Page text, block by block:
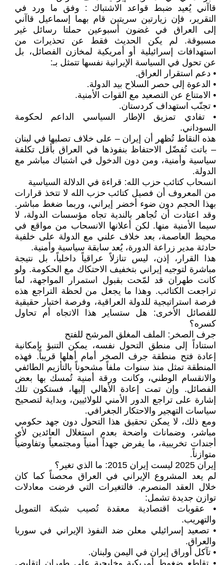
قاآني يُعيد ضبط قواعد الاشتباك : وفق ما ورد في
التقرير، فإن زيارتين سريتين قام بهما إسماعيل قاآني
إلى العراق في غضون أسبوعين حملتا رسائل غير
مسبوقة. لم يكن الحديث فقط عن تحذيرات من
استهدافات إسرائيلية أو أمريكية لمخازن الفصائل، بل
عن تحول في السياسة الإيرانية نفسها تتمثل بـ:
• دعم استقرار العراق.
• الدعوة إلى حصر السلاح بيد الدولة.
• الامتناع عن التصعيد مع القوات الأمنية.
• تجنّب استهداف كردستان.
• تفادي تمزيق الإطار السياسي الداعم لحكومة
السوداني.
هذه النقاط تُظهر أن إيران – على خلاف تصلبها في لبنان
– باتت تُفضّل الاحتفاظ بنفوذها في العراق بأقل تكلفة
سياسية وأمنية، ومن دون الدخول في اشتباك مباشر مع
الدولة.
انسحاب كتائب حزب الله: قراءة في الدلالة السياسية
من المعروف أن فصيل كتائب حزب الله لا تتخذ قرارات
بهذا الحجم دون ضوء أخضر إيراني، وربما ضغط مباشر.
وقد اعتادت أن تُجاهر بالندية تجاه مؤسسات الدولة، لا
سيما الأمنية منها. لكن أعلانها الانسحاب من مواقع في
محيط العاصمة، بعد خلاف علني مع الدولة على خلفية
حادثة مدير زراعة الدورة، يُعد سابقة سياسية وأمنية.
هذا القرار، إذن، ليس تنازلاً عراقياً داخلياً، بل نتيجة
مباشرة لتوجيه إيراني بتخفيف الاحتكاك مع الحكومة. ولو
كانت طهران قد لمّحت بقبول استمرار المواجهة، لما
تراجعت الكتائب. وهذا ما يجعل من لحظة التراجع هذه
فرصة استراتيجية للدولة العراقية، وفرصة اختبار حقيقية
للفصائل الأخرى: هل ستساير هذا الاتجاه أم تحاول
كسره؟
جرف الصخر: الملف المغلق المرشح للفتح
استناداً إلى منطق التحول نفسه، يمكن التنبؤ بإمكانية
إعادة فتح منطقة جرف الصخر أمام أهلها قريباً. فهذه
المنطقة تمثل منذ سنوات ملفاً مشحوناً بالتأزيم الطائفي
والانقسام الوطني، وكانت ورقة أمنية تُمسك بها بعض
الفصائل. وإن تمت إعادة الأهالي إليها، فستكون تلك
إشارة على تراجع الدور الأمني للولائيين، وبداية لتصحيح
سياسات التهجير والاحتكار الجغرافي.
ومع ذلك، لا يمكن تحقيق هذا التحول دون جهد حكومي
مباشر، وضمانات واضحة بعدم استغلال العائدين لأي
أجندات تخريبية، ما يفرض جهداً أمنياً ومجتمعياً وتفاوضياً
متوازناً.
إيران 2025 ليست إيران 2015: ما الذي تغير؟
لم يعد المشروع الإيراني في العراق محصناً كما كان
خلال العقد المنصرم. فالتغيرات التي فرضت معادلات
توازن جديدة تشمل:
• عقوبات اقتصادية معقدة تُصيب شبكة التمويل
والتهريب.
• تصعيد إسرائيلي معلن ضد النفوذ الإيراني في سوريا
والعراق.
• تآكل أوراق إيران في اليمن ولبنان.